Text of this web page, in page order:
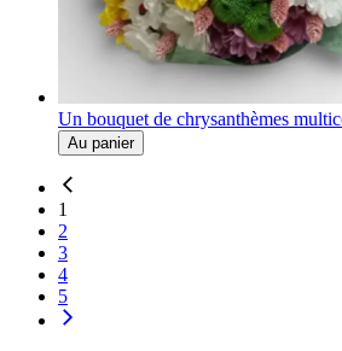
Un bouquet de chrysanthèmes
Au panier
1
2
3
4
5